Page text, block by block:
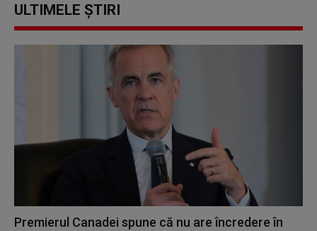
ULTIMELE ȘTIRI
Premierul Canadei spune că nu are încredere în